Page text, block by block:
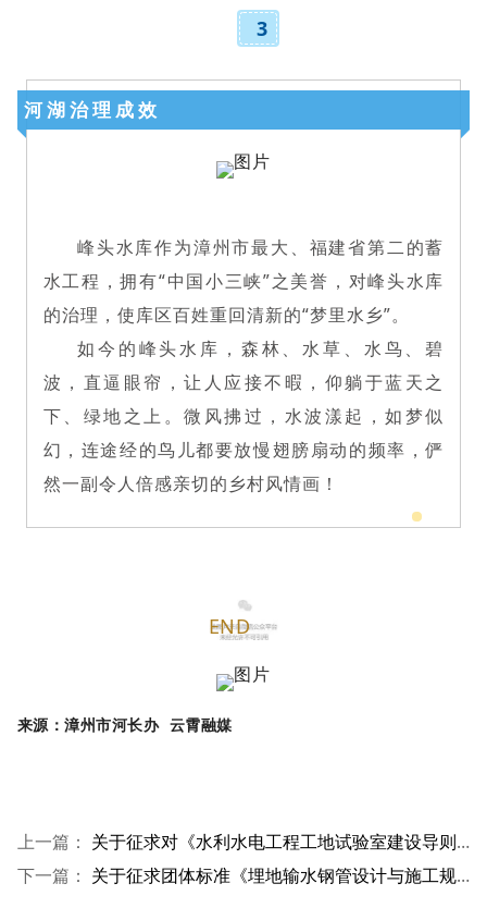
3
河湖治理成效
峰头水库作为漳州市最大、福建省第二的蓄
水工程，拥有“中国小三峡”之美誉，对峰头水库
的治理，使库区百姓重回清新的“梦里水乡”。
如今的峰头水库，森林、水草、水鸟、碧
波，直逼眼帘，让人应接不暇，仰躺于蓝天之
下、绿地之上。微风拂过，水波漾起，如梦似
幻，连途经的鸟儿都要放慢翅膀扇动的频率，俨
然一副令人倍感亲切的乡村风情画！
END
来源：漳州市河长办 云霄融媒
上一篇： 关于征求对《水利水电工程工地试验室建设导则》意见的通知
下一篇： 关于征求团体标准《埋地输水钢管设计与施工规范》（征求意见稿）意见的函